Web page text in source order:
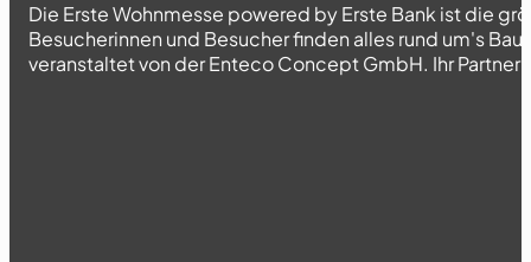
Die Erste Wohnmesse powered by Erste Bank ist die
Besucherinnen und Besucher finden alles rund um's
veranstaltet von der Enteco Concept GmbH. Ihr Partner